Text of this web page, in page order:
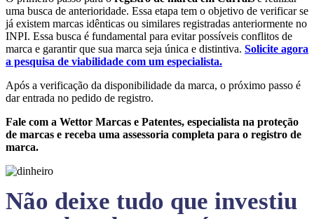
uma busca de anterioridade. Essa etapa tem o objetivo de verificar se
já existem marcas idênticas ou similares registradas anteriormente no
INPI. Essa busca é fundamental para evitar possíveis conflitos de
marca e garantir que sua marca seja única e distintiva. Solicite agora
a pesquisa de viabilidade com um especialista.
Após a verificação da disponibilidade da marca, o próximo passo é
dar entrada no pedido de registro.
Fale com a Wettor Marcas e Patentes, especialista na proteção
de marcas e receba uma assessoria completa para o registro de
marca.
Não deixe tudo que investiu